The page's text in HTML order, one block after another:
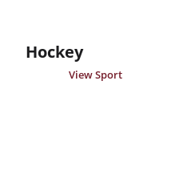
Hockey
View Sport